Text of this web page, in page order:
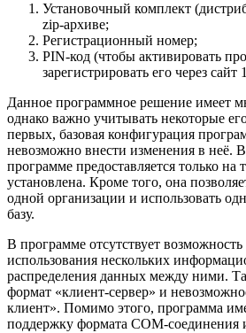
Установочный комплект
zip-архиве;
Регистрационный номер;
PIN-код (чтобы активировать
зарегистрировать его через
Данное программное решение имеет
однако важно учитывать некоторые
первых, базовая конфигурация
невозможно внести изменения в неё.
программе предоставляется только на
установлена. Кроме того, она
одной организации и использовать
базу.
В программе отсутствует
использования нескольких
распределения данных между ними.
формат «клиент-сервер» и
клиент». Помимо этого, программа
поддержку формата COM-соединения